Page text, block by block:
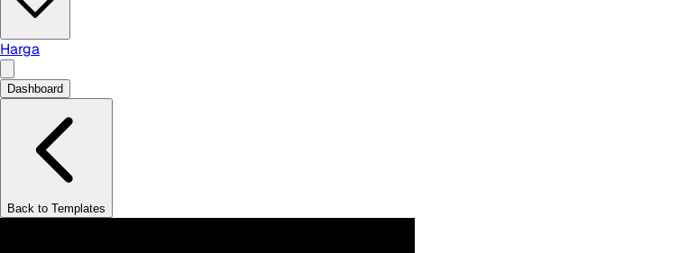
Harga
Dashboard
Back to Templates